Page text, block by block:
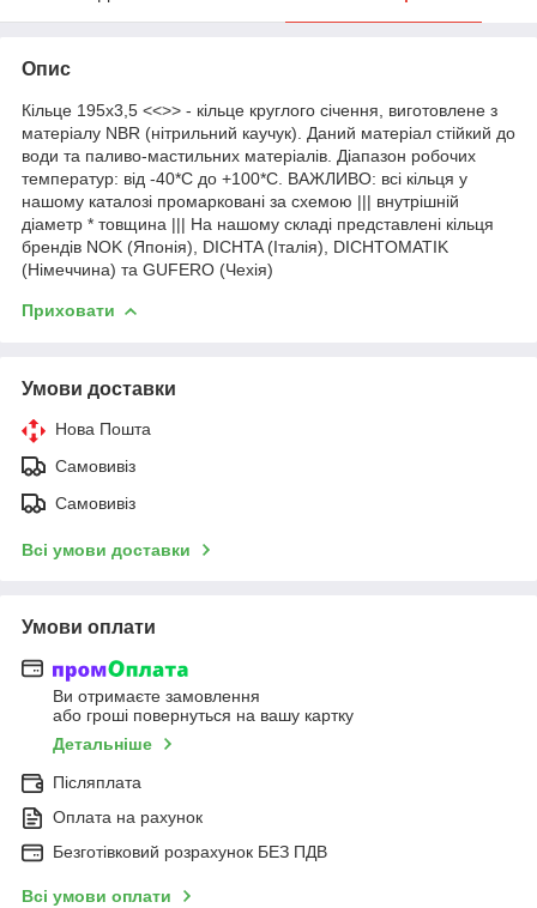
Опис
Кільце 195х3,5 <<>> - кільце круглого січення, виготовлене з
матеріалу NBR (нітрильний каучук). Даний матеріал стійкий до
води та паливо-мастильних матеріалів. Діапазон робочих
температур: від -40*С до +100*С. ВАЖЛИВО: всі кільця у
нашому каталозі промарковані за схемою ||| внутрішній
діаметр * товщина ||| На нашому складі представлені кільця
брендів NOK (Японія), DICHTA (Італія), DICHTOMATIK
(Німеччина) та GUFERO (Чехія)
Приховати
Умови доставки
Нова Пошта
Самовивіз
Самовивіз
Всі умови доставки
Умови оплати
Ви отримаєте замовлення
або гроші повернуться на вашу картку
Детальніше
Післяплата
Оплата на рахунок
Безготівковий розрахунок БЕЗ ПДВ
Всі умови оплати